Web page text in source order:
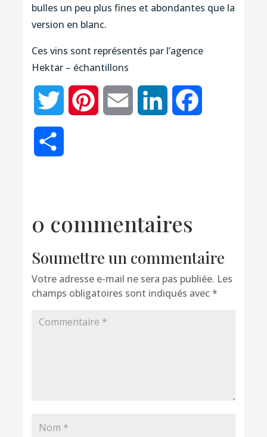
bulles un peu plus fines et abondantes que la
version en blanc.
Ces vins sont représentés par l’agence
Hektar – échantillons
Twitter Pinterest Email LinkedIn
0 commentaires
Soumettre un commentaire
Votre adresse e-mail ne sera pas publiée. Les
champs obligatoires sont indiqués avec*